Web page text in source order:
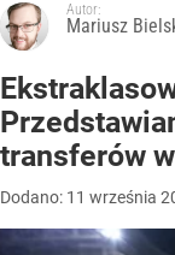
Autor:
Mariusz
transferów
Dodano: 11 września